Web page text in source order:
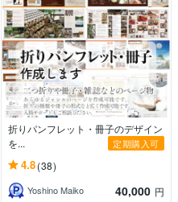
折りパンフレット・冊子のデザイン
を...
定期購入可
4.8(38)
Yoshino Maiko 40,000 円